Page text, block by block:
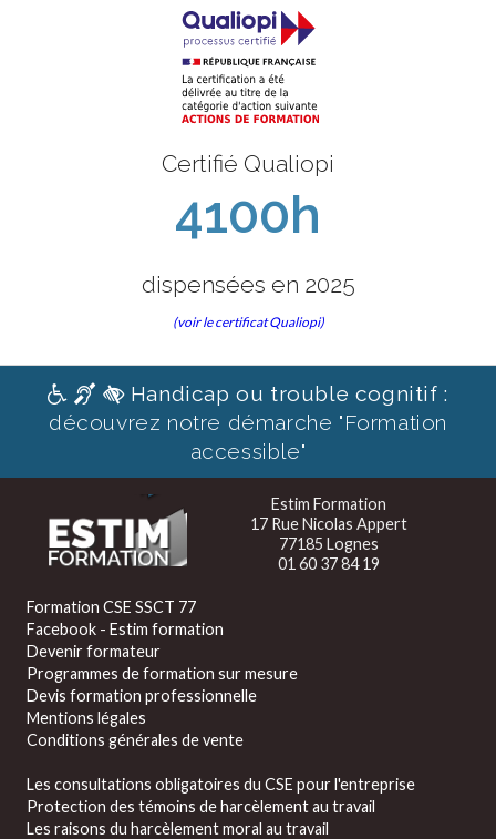
Certifié Qualiopi
4100h
dispensées en 2025
(voir le certificat Qualiopi)
Handicap ou trouble cognitif :
découvrez notre démarche "Formation
accessible"
Estim Formation
17 Rue Nicolas Appert
77185 Lognes
01 60 37 84 19
Formation CSE SSCT 77
Facebook - Estim formation
Devenir formateur
Programmes de formation sur mesure
Devis formation professionnelle
Mentions légales
Conditions générales de vente
Les consultations obligatoires du CSE pour l'entreprise
Protection des témoins de harcèlement au travail
Les raisons du harcèlement moral au travail